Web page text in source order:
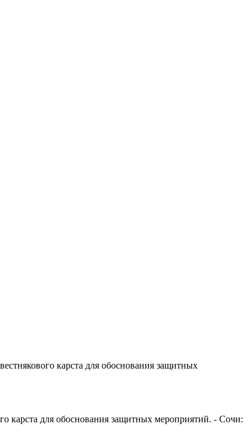
карста для обоснования защитных
карста для обоснования защитных мероприятий. - Сочи: